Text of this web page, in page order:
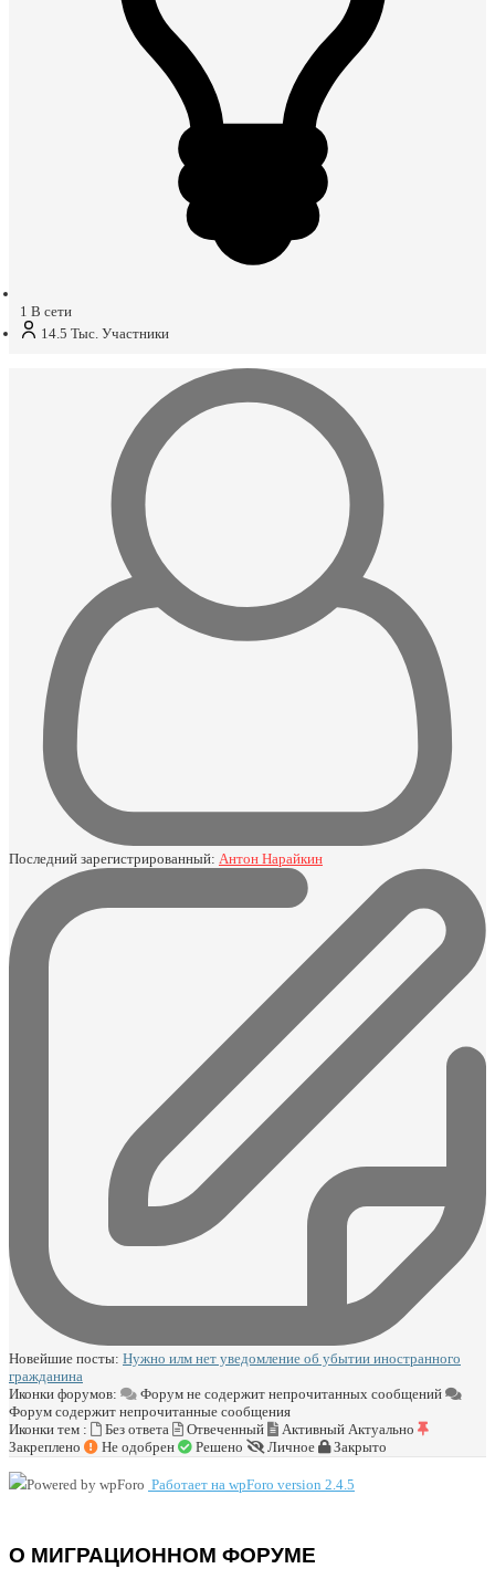
1 В сети
14.5 Тыс. Участники
Последний зарегистрированный: Антон Нарайкин
Новейшие посты: Нужно илм нет уведомление об убытии иностранного
гражданина
Иконки форумов:
Форум не содержит непрочитанных сообщений
Форум содержит непрочитанные сообщения
Иконки тем :
Без ответа Отвеченный Активный Актуально
Закреплено
Не одобрен Решено Личное Закрыто
Работает на wpForo version 2.4.5
О МИГРАЦИОННОМ ФОРУМЕ